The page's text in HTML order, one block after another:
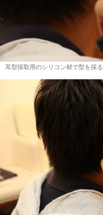
耳型採取用のシリコン材で型を採る